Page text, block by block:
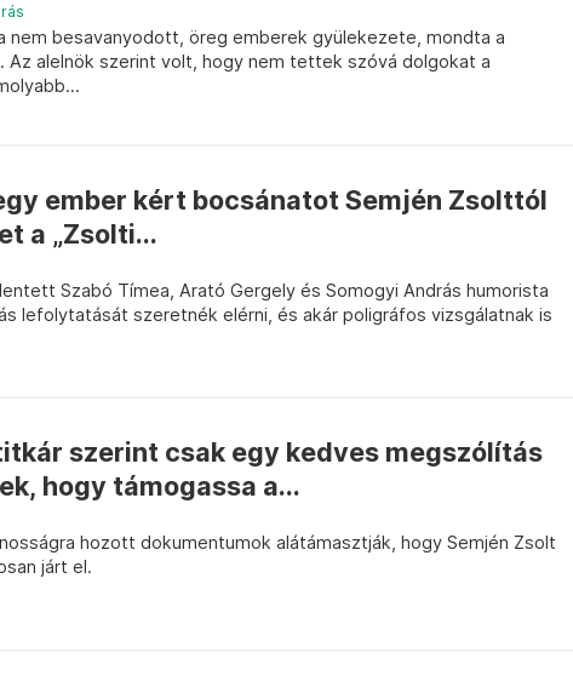
nem besavanyodott, öreg emberek gyülekezete, mondta a
Az alelnök szerint volt, hogy nem tettek szóvá dolgokat a
ember kért bocsánatot Semjén Zsolttól
a „Zsolti...
Szabó Tímea, Arató Gergely és Somogyi András humorista
lefolytatását szeretnék elérni, és akár poligráfos vizsgálatnak is
szerint csak egy kedves megszólítás
hogy támogassa a...
hozott dokumentumok alátámasztják, hogy Semjén Zsolt
járt el.